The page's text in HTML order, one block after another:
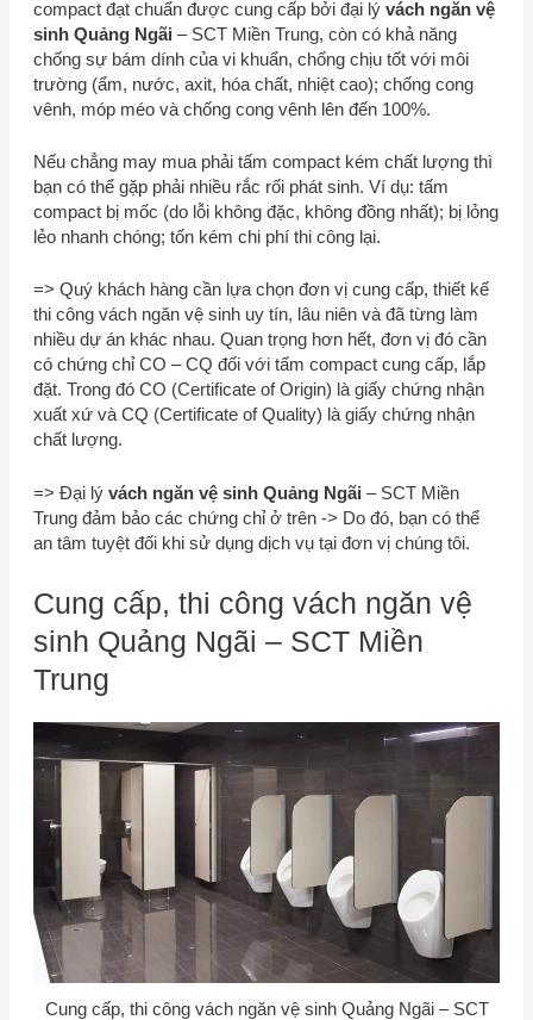
compact đạt chuẩn được cung cấp bởi đại lý vách ngăn vệ
sinh Quảng Ngãi – SCT Miền Trung, còn có khả năng
chống sự bám dính của vi khuẩn, chống chịu tốt với môi
trường (ẩm, nước, axit, hóa chất, nhiệt cao); chống cong
vênh, móp méo và chống cong vênh lên đến 100%.
Nếu chẳng may mua phải tấm compact kém chất lượng thì
bạn có thể gặp phải nhiều rắc rối phát sinh. Ví dụ: tấm
compact bị mốc (do lỗi không đặc, không đồng nhất); bị lỏng
lẻo nhanh chóng; tốn kém chi phí thi công lại.
=> Quý khách hàng cần lựa chọn đơn vị cung cấp, thiết kế
thi công vách ngăn vệ sinh uy tín, lâu niên và đã từng làm
nhiều dự án khác nhau. Quan trọng hơn hết, đơn vị đó cần
có chứng chỉ CO – CQ đối với tấm compact cung cấp, lắp
đặt. Trong đó CO (Certificate of Origin) là giấy chứng nhận
xuất xứ và CQ (Certificate of Quality) là giấy chứng nhận
chất lượng.
=> Đại lý vách ngăn vệ sinh Quảng Ngãi – SCT Miền
Trung đảm bảo các chứng chỉ ở trên -> Do đó, bạn có thể
an tâm tuyệt đối khi sử dụng dịch vụ tại đơn vị chúng tôi.
Cung cấp, thi công vách ngăn vệ
sinh Quảng Ngãi – SCT Miền
Trung
Cung cấp, thi công vách ngăn vệ sinh Quảng Ngãi – SCT